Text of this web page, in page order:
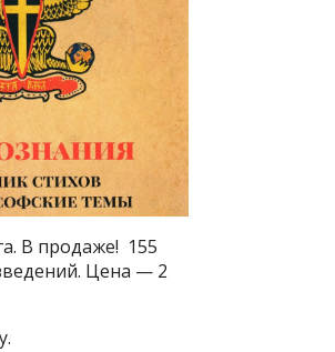
В продаже! 155
Цена — 2